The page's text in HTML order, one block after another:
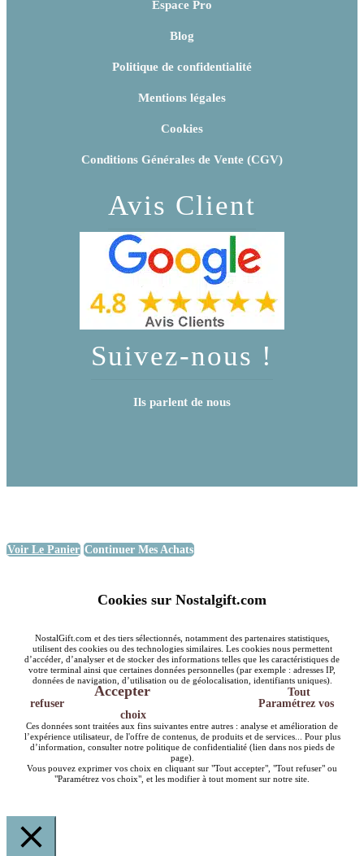
Espace Pro
Blog
Politique de confidentialité
Mentions légales
Cookies
Conditions Générales de Vente (CGV)
Avis Client
Suivez-nous !
Ils parlent de nous
Voir Le Panier Continuer Mes Achats
Cookies sur Nostalgift.com
NostalGift.com et des tiers sélectionnés, notamment des partenaires statistiques,
utilisent des cookies ou des technologies similaires. Les cookies nous permettent
d’accéder, d’analyser et de stocker des informations telles que les caractéristiques de
votre terminal ainsi que certaines données personnelles (par exemple : adresses IP,
données de navigation, d’utilisation ou de géolocalisation, identifiants uniques).
Accepter
Tout
refuser
Paramétrez vos
choix
Ces données sont traitées aux fins suivantes entre autres : analyse et amélioration de
l’expérience utilisateur, de l'offre de contenus, de produits et de services... Pour plus
d’information, consulter notre politique de confidentialité (lien dans nos pieds de
page).
Vous pouvez exprimer vos choix en cliquant sur "Tout accepter", "Tout refuser" ou
"Paramétrez vos choix", et les modifier à tout moment sur notre site.